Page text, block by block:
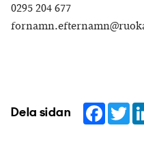
0295 204 677
Dela sidan